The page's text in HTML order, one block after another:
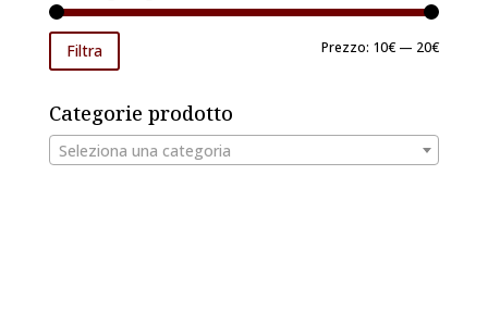
Prezzo
Prezzo
Filtra Prezzo: 10€ — 20€
Categorie prodotto
Seleziona una categoria